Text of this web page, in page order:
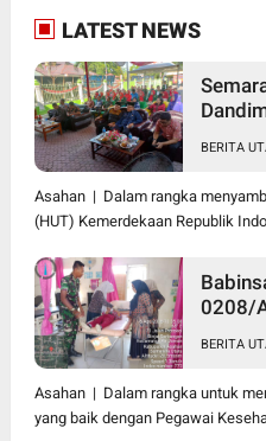
LATEST NEWS
Darah
Asahan
BERITA
Asahan | Dalam rangka
(HUT) Kemerdekaan Republik
0208/
BERITA
Asahan | Dalam rangka untuk
yang baik dengan Pegawai